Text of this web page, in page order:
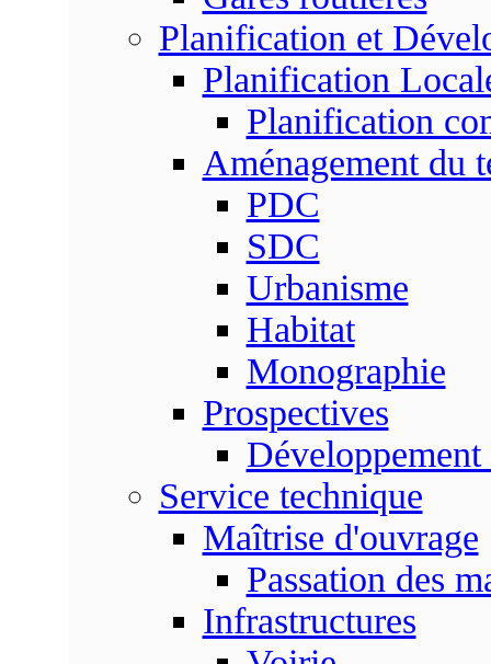
Planification et
Planification
Planification
Aménagement du
PDC
SDC
Urbanisme
Habitat
Monographie
Prospectives
Développement
Service technique
Maîtrise d'ouvrage
Passation des
Infrastructures